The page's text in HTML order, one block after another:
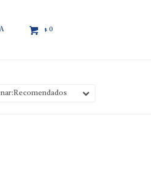
$ 0
Recomendados